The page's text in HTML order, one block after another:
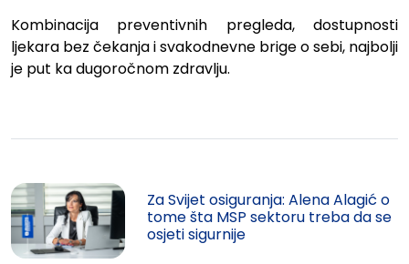
Kombinacija preventivnih pregleda, dostupnosti
ljekara bez čekanja i svakodnevne brige o sebi, najbolji
je put ka dugoročnom zdravlju.
Za Svijet osiguranja: Alena Alagić o
tome šta MSP sektoru treba da se
osjeti sigurnije